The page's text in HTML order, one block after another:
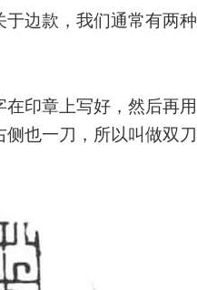
于边款，我们通常有
印章上写好，然后再
也一刀，所以叫做双刀